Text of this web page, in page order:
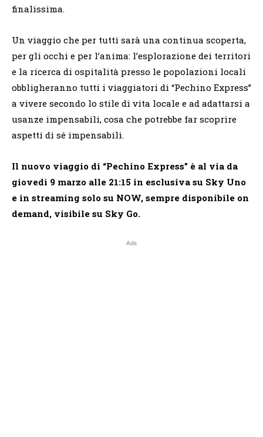
finalissima.
Un viaggio che per tutti sarà una continua scoperta,
per gli occhi e per l’anima: l’esplorazione dei territori
e la ricerca di ospitalità presso le popolazioni locali
obbligheranno tutti i viaggiatori di “Pechino Express”
a vivere secondo lo stile di vita locale e ad adattarsi a
usanze impensabili, cosa che potrebbe far scoprire
aspetti di sé impensabili.
Il nuovo viaggio di “Pechino Express” è al via da
giovedì 9 marzo alle 21:15 in esclusiva su Sky Uno
e in streaming solo su NOW, sempre disponibile on
demand, visibile su Sky Go.
Ads